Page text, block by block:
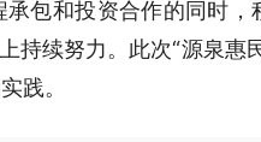
包和投资合作的同时
持续努力。此次“源泉惠
践。